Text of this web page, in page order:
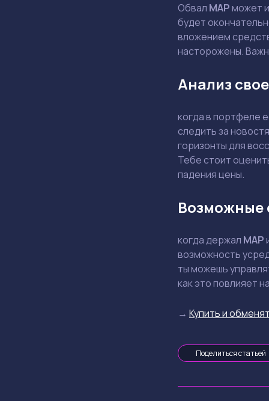
Обвал MAPможет
будет
вложением
насторожены.
Анализ
когда в портфеле
следить за
горизонты для
Тебе стоит
падения цены.
Возможные
когда держал MAP
возможность
ты можешь
как это повлияет
→ Купить и
Поделиться статьей